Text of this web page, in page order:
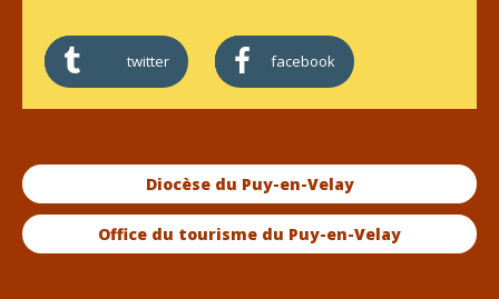
twitter facebook
Diocèse du Puy-en-Velay
Office du tourisme du Puy-en-Velay